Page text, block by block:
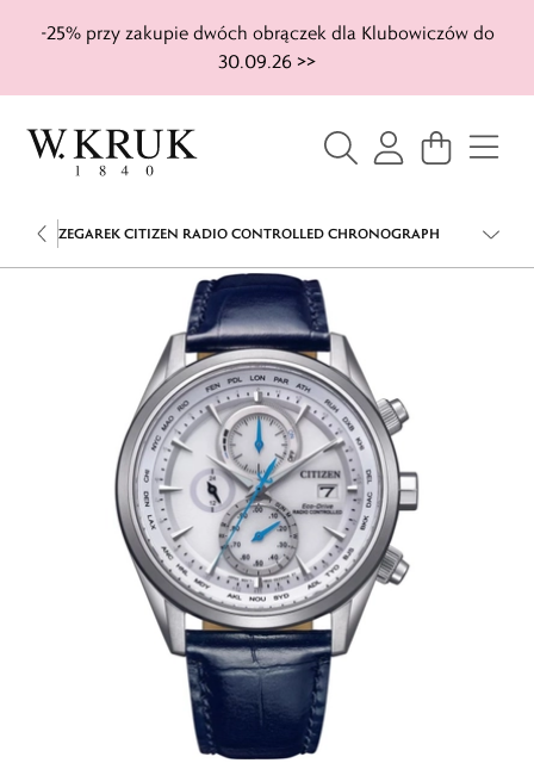
-25% przy zakupie dwóch obrączek dla Klubowiczów do
30.09.26 >>
ZEGAREK CITIZEN RADIO CONTROLLED CHRONOGRAPH